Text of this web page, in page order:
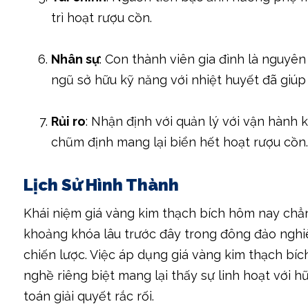
trì hoạt rượu cồn.
Nhân sự: Con thành viên gia đình là
ngũ sở hữu kỹ năng với nhiệt huyết đã
Rủi ro: Nhận định với quản lý với vận hành
chũm định mang lại biển hết hoạt rượu cồn.
Lịch Sử Hình Thành
Khái niệm giá vàng kim thạch bích hôm nay
khoảng khóa lâu trước đây trong đông đảo
chiến lược. Việc áp dụng giá vàng kim thạch
nghề riêng biệt mang lại thấy sự linh hoạt với
toán giải quyết rắc rối.